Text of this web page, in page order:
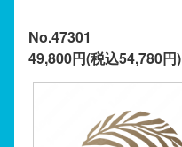
No.47301
49,800円(税込54,780円)